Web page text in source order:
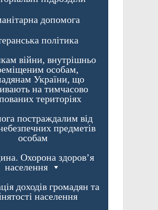
допомога
політика
війни, внутрішньо
особам,
України, що
на тимчасово
територіях
постраждалим від
предметів
особам
Охорона здоров’я
населення
доходів громадян та
населення